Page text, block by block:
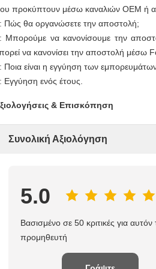
προκύπτουν μέσω καναλιών OEM ή
Πώς θα οργανώσετε την αποστολή;
Μπορούμε να κανονίσουμε την
να κανονίσει την αποστολή μέσω
Ποια είναι η εγγύηση των
Εγγύηση ενός έτους.
& Επισκόπηση
Συνολική Αξιολόγηση
5.0
Βασισμένο σε 50 κριτικές για αυτόν
προμηθευτή